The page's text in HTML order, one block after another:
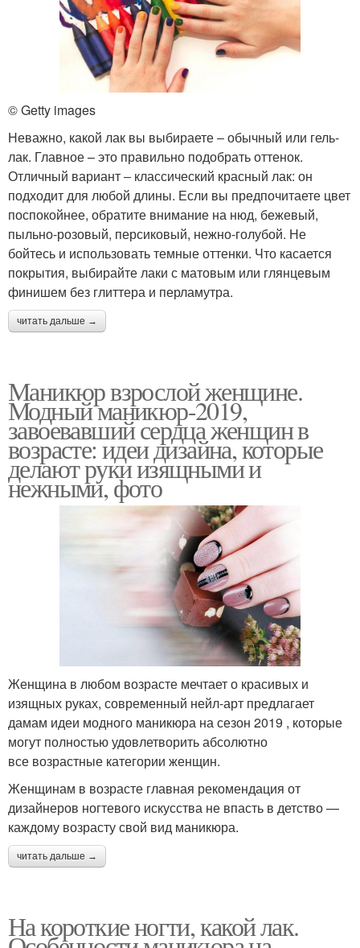
© Getty images
Неважно, какой лак вы выбираете ‒ обычный или гель-
лак. Главное – это правильно подобрать оттенок.
Отличный вариант ‒ классический красный лак: он
подходит для любой длины. Если вы предпочитаете цвет
поспокойнее, обратите внимание на нюд, бежевый,
пыльно-розовый, персиковый, нежно-голубой. Не
бойтесь и использовать темные оттенки. Что касается
покрытия, выбирайте лаки с матовым или глянцевым
финишем без глиттера и перламутра.
читать дальше →
Маникюр взрослой женщине.
Модный маникюр-2019,
завоевавший сердца женщин в
возрасте: идеи дизайна, которые
делают руки изящными и
нежными, фото
Женщина в любом возрасте мечтает о красивых и
изящных руках, современный нейл-арт предлагает
дамам идеи модного маникюра на сезон 2019 , которые
могут полностью удовлетворить абсолютно
все возрастные категории женщин.
Женщинам в возрасте главная рекомендация от
дизайнеров ногтевого искусства не впасть в детство —
каждому возрасту свой вид маникюра.
читать дальше →
На короткие ногти, какой лак.